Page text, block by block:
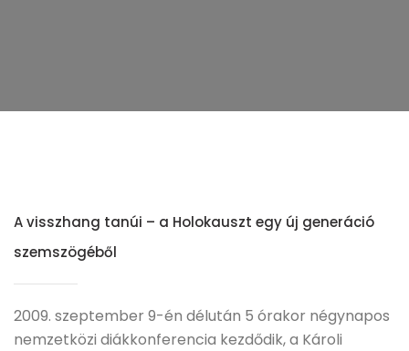
A visszhang tanúi – a Holokauszt egy új generáció
szemszögéből
2009. szeptember 9-én délután 5 órakor négynapos
nemzetközi diákkonferencia kezdődik, a Károli